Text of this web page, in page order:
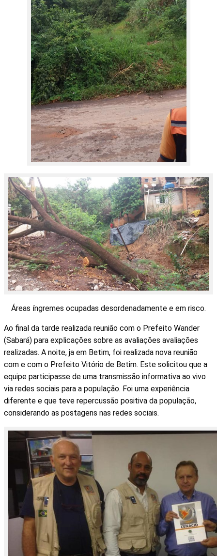
Áreas íngremes ocupadas desordenadamente e em risco.
Ao final da tarde realizada reunião com o Prefeito Wander
(Sabará) para explicações sobre as avaliações avaliações
realizadas. A noite, ja em Betim, foi realizada nova reunião
com e com o Prefeito Vitório de Betim. Este solicitou que a
equipe participasse de uma transmissão informativa ao vivo
via redes sociais para a população. Foi uma experiência
diferente e que teve repercussão positiva da população,
considerando as postagens nas redes sociais.